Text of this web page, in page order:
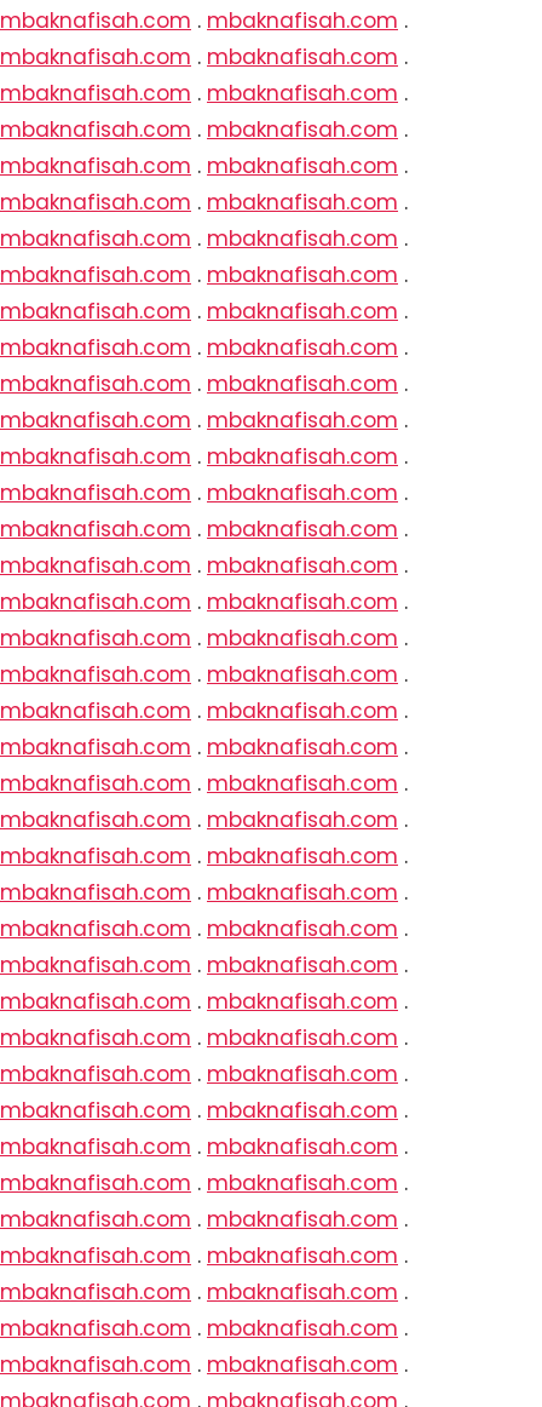
mbaknafisah.com . mbaknafisah.com .
mbaknafisah.com . mbaknafisah.com .
mbaknafisah.com . mbaknafisah.com .
mbaknafisah.com . mbaknafisah.com .
mbaknafisah.com . mbaknafisah.com .
mbaknafisah.com . mbaknafisah.com .
mbaknafisah.com . mbaknafisah.com .
mbaknafisah.com . mbaknafisah.com .
mbaknafisah.com . mbaknafisah.com .
mbaknafisah.com . mbaknafisah.com .
mbaknafisah.com . mbaknafisah.com .
mbaknafisah.com . mbaknafisah.com .
mbaknafisah.com . mbaknafisah.com .
mbaknafisah.com . mbaknafisah.com .
mbaknafisah.com . mbaknafisah.com .
mbaknafisah.com . mbaknafisah.com .
mbaknafisah.com . mbaknafisah.com .
mbaknafisah.com . mbaknafisah.com .
mbaknafisah.com . mbaknafisah.com .
mbaknafisah.com . mbaknafisah.com .
mbaknafisah.com . mbaknafisah.com .
mbaknafisah.com . mbaknafisah.com .
mbaknafisah.com . mbaknafisah.com .
mbaknafisah.com . mbaknafisah.com .
mbaknafisah.com . mbaknafisah.com .
mbaknafisah.com . mbaknafisah.com .
mbaknafisah.com . mbaknafisah.com .
mbaknafisah.com . mbaknafisah.com .
mbaknafisah.com . mbaknafisah.com .
mbaknafisah.com . mbaknafisah.com .
mbaknafisah.com . mbaknafisah.com .
mbaknafisah.com . mbaknafisah.com .
mbaknafisah.com . mbaknafisah.com .
mbaknafisah.com . mbaknafisah.com .
mbaknafisah.com . mbaknafisah.com .
mbaknafisah.com . mbaknafisah.com .
mbaknafisah.com . mbaknafisah.com .
mbaknafisah.com . mbaknafisah.com .
mbaknafisah.com . mbaknafisah.com .